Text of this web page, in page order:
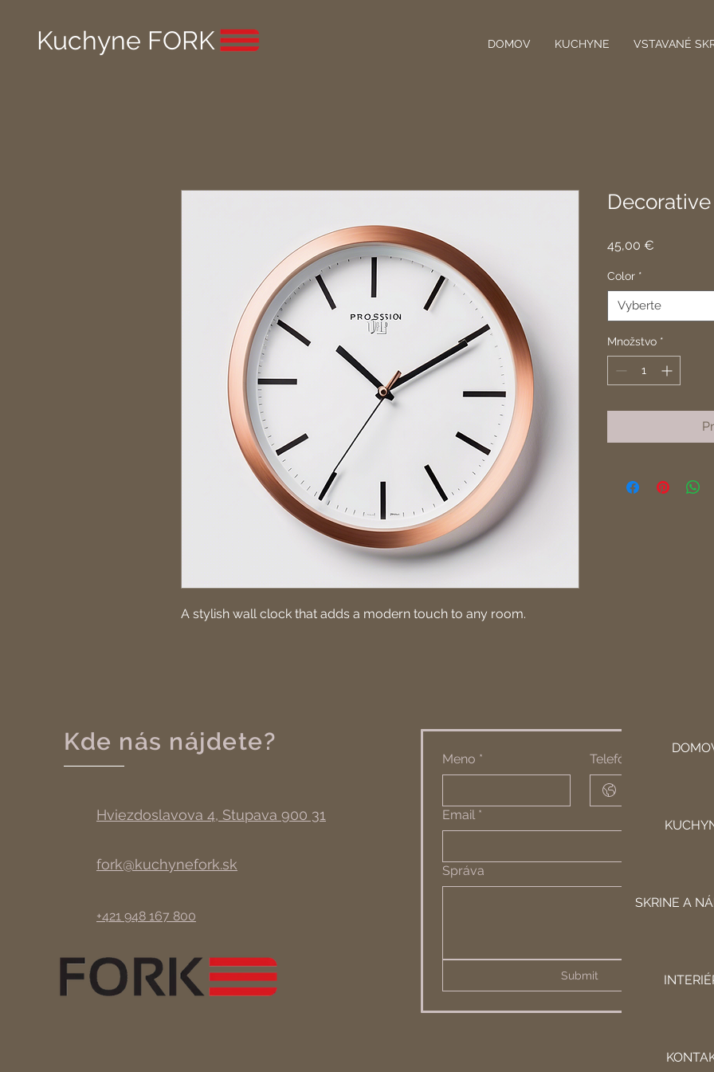
Kuchyne FORK DOMOV KUCHYNE VSTAVANÉ
A stylish wall clock that adds a modern touch to any room.
45,00 €
Color *
Vyberte
Množstvo *
Kde nás nájdete?
Hviezdoslavova 4, Stupava 900 31
fork@kuchynefork.sk
+421 948 167 800
Meno * Telefón
Email *
Správa
Submit
SKRINE A